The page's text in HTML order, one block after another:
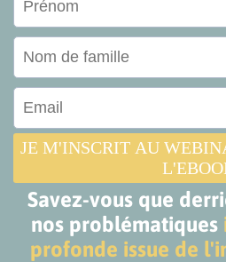
JE M'INSCRIT AU
Savez-vous que
nos problématiques
profonde issue de